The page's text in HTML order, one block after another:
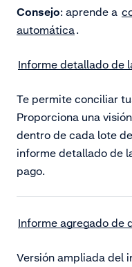
Consejo: aprende a
automática.
Informe detallado de
Te permite conciliar
Proporciona una
dentro de cada lote
informe detallado de
pago.
Informe agregado de
Versión ampliada del